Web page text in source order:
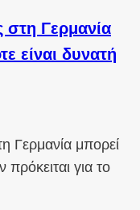
στη Γερμανία
είναι δυνατή
Γερμανία μπορεί
πρόκειται για το